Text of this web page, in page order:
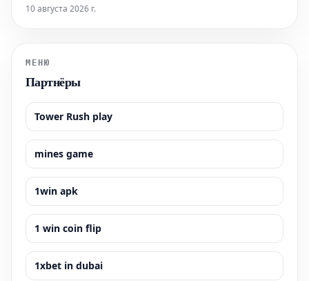
крайне важно найти эффективные, безопасные и, главное,
10 августа 2026 г.
МЕНЮ
Партнёры
Tower Rush play
mines game
1win apk
1 win coin flip
1xbet in dubai